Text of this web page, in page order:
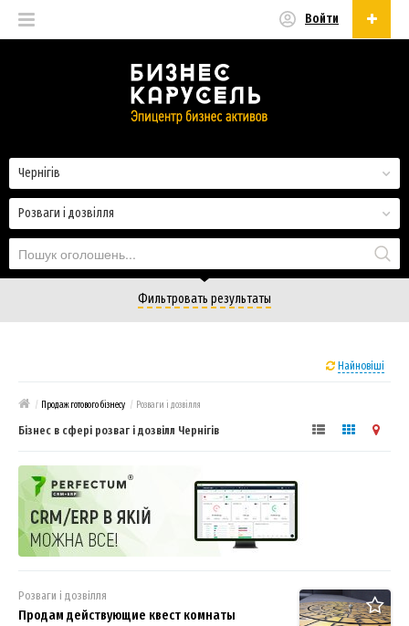
Войти
Розваги і дозвілля
Чернігів
Фильтровать результаты
Найновіші
/ Продаж готового бізнесу / Розваги і дозвілля
Бізнес в сфері розваг і дозвілл Чернігів
Розваги і дозвілля
Продам действующие квест комнаты